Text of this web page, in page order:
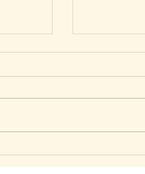
Zaterdag
12.00 uur